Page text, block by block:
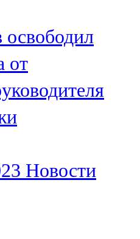
от
Новости